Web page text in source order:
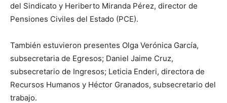
del Sindicato y Heriberto Miranda Pérez, director de
Pensiones Civiles del Estado (PCE).
También estuvieron presentes Olga Verónica García,
subsecretaria de Egresos; Daniel Jaime Cruz,
subsecretario de Ingresos; Leticia Enderi, directora de
Recursos Humanos y Héctor Granados, subsecretario del
trabajo.